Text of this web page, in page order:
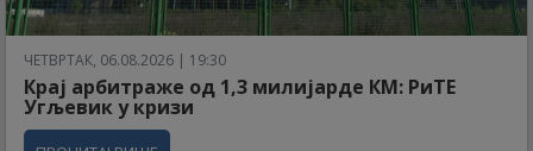
ЧЕТВРТАК, 06.08.2026 | 19:30
Крај арбитраже од 1,3 милијарде КМ: РиТЕ
Угљевик у кризи